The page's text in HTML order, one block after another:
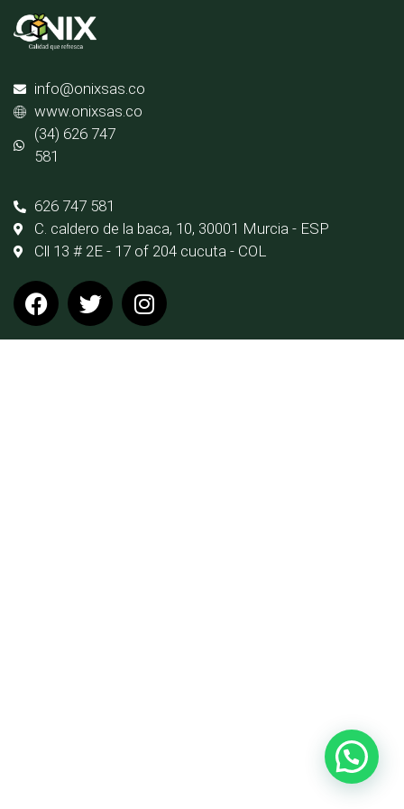
info@onixsas.co
www.onixsas.co
(34) 626 747
581
626 747 581
C. caldero de la baca, 10, 30001 Murcia - ESP
Cll 13 # 2E - 17 of 204 cucuta - COL